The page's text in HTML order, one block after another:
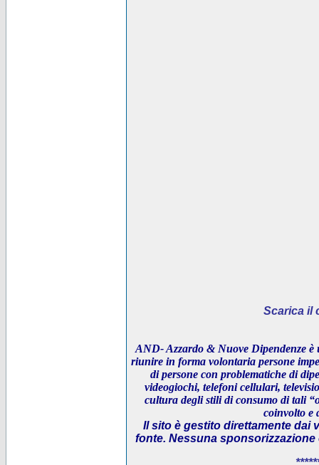
Scarica il
AND- Azzardo & Nuove Dipendenze è
riunire in forma volontaria persone
di persone con problematiche di
videogiochi, telefoni cellulari,
cultura degli stili di consumo di tali
coinvolto e
Il sito è gestito direttamente dai
fonte. Nessuna